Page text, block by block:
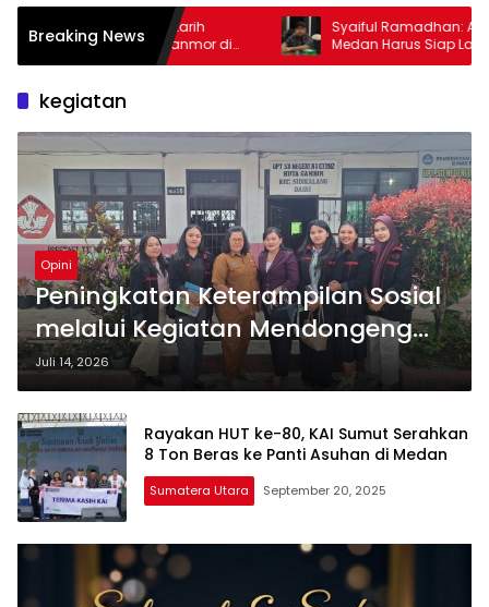
Breaking News
di
Syaiful Ramadhan: Aparatur Pemko
Medan Harus Siap Layani Masyarakat
dalam Kondisi Apa Pun
kegiatan
Opini
Peningkatan Keterampilan Sosial
melalui Kegiatan Mendongeng
Interaktif pada Siswa Kelas III SD
Negeri 033912 Huta Gambir,
Sidikalang
Juli 14, 2026
Rayakan HUT ke-80, KAI Sumut Serahkan
8 Ton Beras ke Panti Asuhan di Medan
Sumatera Utara September 20, 2025